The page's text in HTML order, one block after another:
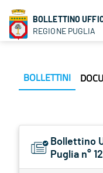
BOLLETTINO
REGIONE PUGLIA
BOLLETTINI
Bollettino
Puglia n°